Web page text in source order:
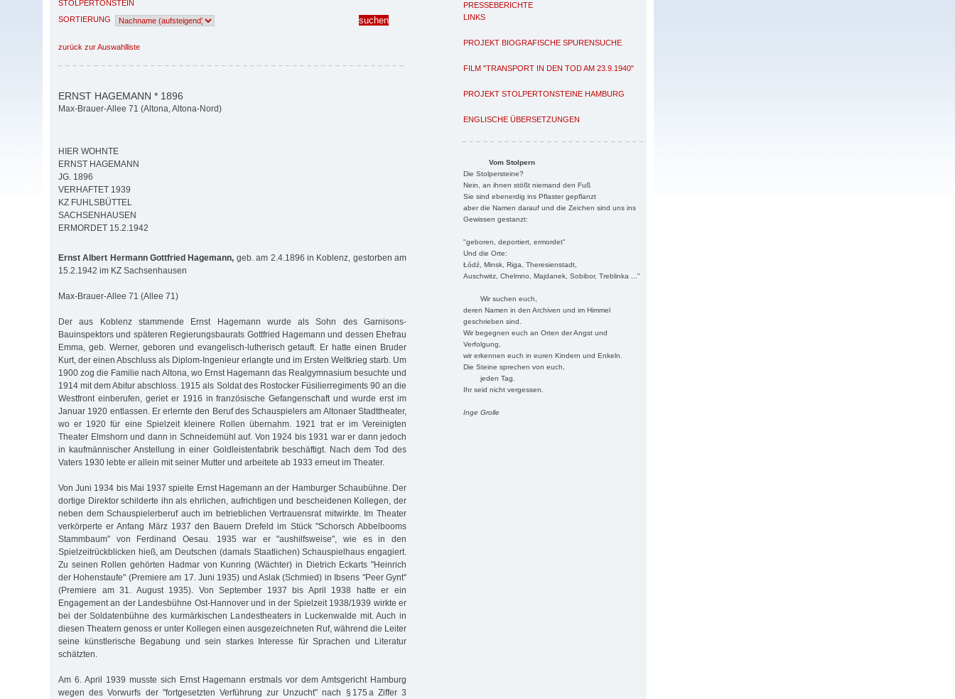
PRESSEBERICHTE
LINKS
PROJEKT BIOGRAFISCHE SPURENSUCHE
FILM "TRANSPORT IN DEN TOD AM 23.9.1940"
PROJEKT STOLPERTONSTEINE HAMBURG
ENGLISCHE ÜBERSETZUNGEN
Vom Stolpern
Die Stolpersteine?
Nein, an ihnen stößt niemand den Fuß
Sie sind ebenerdig ins Pflaster gepflanzt
aber die Namen darauf und die Zeichen sind uns ins
Gewissen gestanzt:
"geboren, deportiert, ermordet"
Und die Orte:
Łódź, Minsk, Riga, Theresienstadt,
Auschwitz, Chelmno, Majdanek, Sobibor, Treblinka ..."
Wir suchen euch,
deren Namen in den Archiven und im Himmel
geschrieben sind.
Wir begegnen euch an Orten der Angst und
Verfolgung,
wir erkennen euch in euren Kindern und Enkeln.
Die Steine sprechen von euch,
jeden Tag.
Ihr seid nicht vergessen.
Inge Grolle
STOLPERTONSTEIN
SORTIERUNG
zurück zur Auswahlliste
ERNST HAGEMANN * 1896
Max-Brauer-Allee 71 (Altona, Altona-Nord)
HIER WOHNTE
ERNST HAGEMANN
JG. 1896
VERHAFTET 1939
KZ FUHLSBÜTTEL
SACHSENHAUSEN
ERMORDET 15.2.1942
Ernst Albert Hermann Gottfried Hagemann, geb. am 2.4.1896 in Koblenz, gestorben am
15.2.1942 im KZ Sachsenhausen
Max-Brauer-Allee 71 (Allee 71)
Der aus Koblenz stammende Ernst Hagemann wurde als Sohn des Garnisons-
Bauinspektors und späteren Regierungsbaurats Gottfried Hagemann und dessen Ehefrau
Emma, geb. Werner, geboren und evangelisch-lutherisch getauft. Er hatte einen Bruder
Kurt, der einen Abschluss als Diplom-Ingenieur erlangte und im Ersten Weltkrieg starb. Um
1900 zog die Familie nach Altona, wo Ernst Hagemann das Realgymnasium besuchte und
1914 mit dem Abitur abschloss. 1915 als Soldat des Rostocker Füsilierregiments 90 an die
Westfront einberufen, geriet er 1916 in französische Gefangenschaft und wurde erst im
Januar 1920 entlassen. Er erlernte den Beruf des Schauspielers am Altonaer Stadttheater,
wo er 1920 für eine Spielzeit kleinere Rollen übernahm. 1921 trat er im Vereinigten
Theater Elmshorn und dann in Schneidemühl auf. Von 1924 bis 1931 war er dann jedoch
in kaufmännischer Anstellung in einer Goldleistenfabrik beschäftigt. Nach dem Tod des
Vaters 1930 lebte er allein mit seiner Mutter und arbeitete ab 1933 erneut im Theater.
Von Juni 1934 bis Mai 1937 spielte Ernst Hagemann an der Hamburger Schaubühne. Der
dortige Direktor schilderte ihn als ehrlichen, aufrichtigen und bescheidenen Kollegen, der
neben dem Schauspielerberuf auch im betrieblichen Vertrauensrat mitwirkte. Im Theater
verkörperte er Anfang März 1937 den Bauern Drefeld im Stück "Schorsch Abbelbooms
Stammbaum" von Ferdinand Oesau. 1935 war er "aushilfsweise", wie es in den
Spielzeitrückblicken hieß, am Deutschen (damals Staatlichen) Schauspielhaus engagiert.
Zu seinen Rollen gehörten Hadmar von Kunring (Wächter) in Dietrich Eckarts "Heinrich
der Hohenstaufe" (Premiere am 17. Juni 1935) und Aslak (Schmied) in Ibsens "Peer Gynt"
(Premiere am 31. August 1935). Von September 1937 bis April 1938 hatte er ein
Engagement an der Landesbühne Ost-Hannover und in der Spielzeit 1938/1939 wirkte er
bei der Soldatenbühne des kurmärkischen Landestheaters in Luckenwalde mit. Auch in
diesen Theatern genoss er unter Kollegen einen ausgezeichneten Ruf, während die Leiter
seine künstlerische Begabung und sein starkes Interesse für Sprachen und Literatur
schätzten.
Am 6. April 1939 musste sich Ernst Hagemann erstmals vor dem Amtsgericht Hamburg
wegen des Vorwurfs der "fortgesetzten Verführung zur Unzucht" nach § 175 a Ziffer 3